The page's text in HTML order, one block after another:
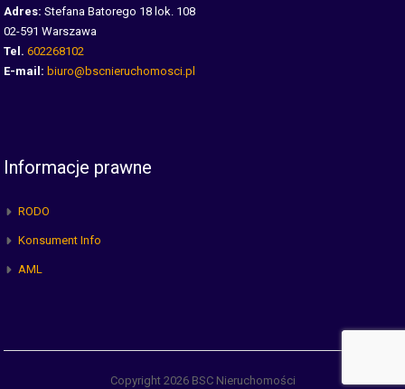
Adres: Stefana Batorego 18 lok. 108
02-591 Warszawa
Tel. 602268102
E-mail: biuro@bscnieruchomosci.pl
Informacje prawne
RODO
Konsument Info
AML
Copyright 2026 BSC Nieruchomości